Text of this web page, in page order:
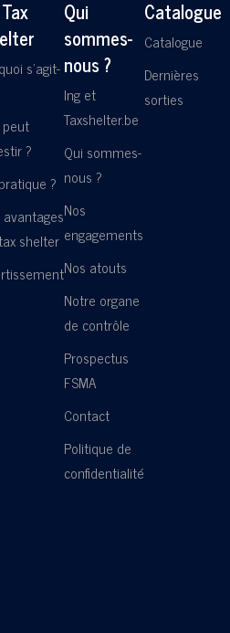
s'agit-
peut
?
?
avantages
shelter
Qui
sommes-
nous ?
Ing et
Taxshelter.be
Qui sommes-
nous ?
Nos
engagements
Nos atouts
Notre organe
de contrôle
Prospectus
FSMA
Contact
Politique de
confidentialité
Catalogue
Catalogue
Dernières
sorties